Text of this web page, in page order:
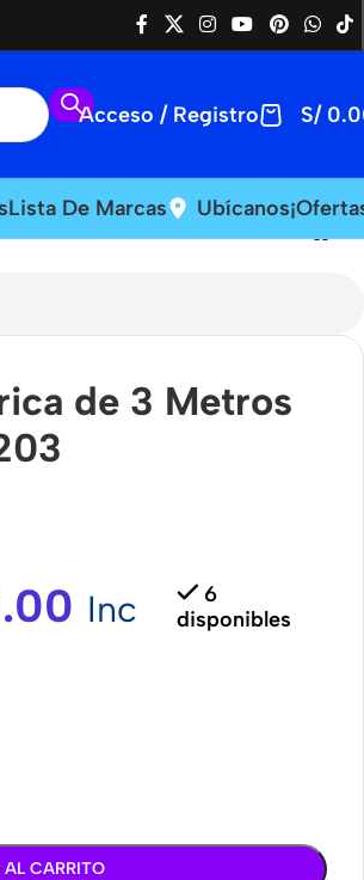
Acceso / Registro S/
Lista De Marcas Ubícanos
de 3 Metros
Inc
6
disponibles
AL CARRITO